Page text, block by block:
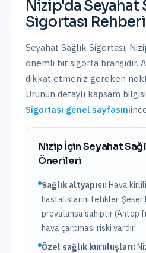
Nizip'da Seyahat
Sigortası Rehberi
Seyahat Sağlık Sigortası,
önemli bir sigorta branşıdır.
dikkat etmeniz gereken
Ürünün detaylı kapsam
Sigortası genel sayfasını
NizipİçinSeyahat
Önerileri
Sağlık altyapısı:Hava
hastalıklarını tetikler. Şeker
prevalansa sahiptir (Antep
hava çarpması riski vardır.
Özel sağlık kuruluşları: